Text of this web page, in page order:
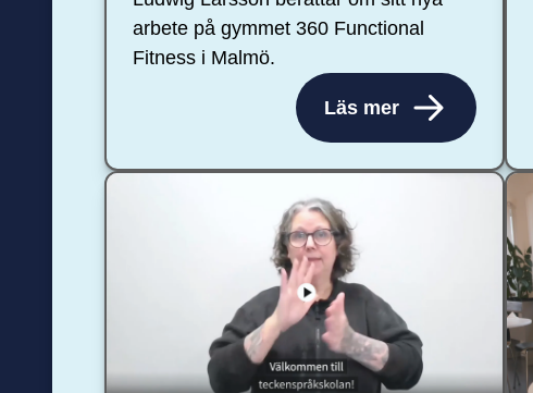
arbete på gymmet 360 Functional
Fitness i Malmö.
Läs mer